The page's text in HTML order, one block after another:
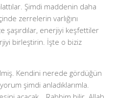
Şimdi maddenin daha
zerrelerin varlığını
enerjiyi keşfettiler
birleştirin. İşte o biziz
Kendini nerede gördüğün
şimdi anladıklarımla.